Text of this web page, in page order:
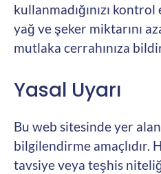
kullanmadığınızı
yağ ve şeker miktarını
mutlaka cerrahınıza
Yasal Uyarı
Bu web sitesinde yer
bilgilendirme amaçlıdır.
tavsiye veya teşhis